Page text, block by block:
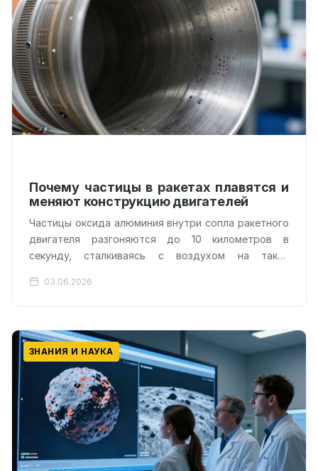
Почему частицы в ракетах плавятся и
меняют конструкцию двигателей
Частицы оксида алюминия внутри сопла ракетного
двигателя разгоняются до 10 километров в
секунду, сталкиваясь с воздухом на таких
аэродинамики перестают работать.…
03.06.2026
ЗНАНИЯ И НАУКА